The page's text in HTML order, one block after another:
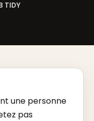
TIDY
une personne
pas